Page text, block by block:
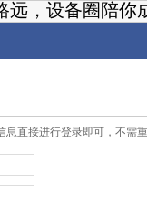
远，设备圈陪你
息直接进行登录即可，不需